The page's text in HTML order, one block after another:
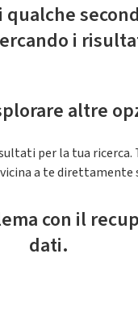
i
altre
per la tua ricerca.
a te direttamente
con il
dati.